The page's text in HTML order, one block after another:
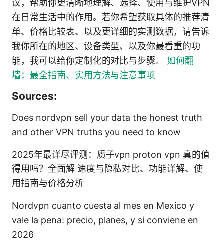
议，帮助你更清晰地理解、选择、使用与维护VPN
在日常生活中的作用。若你希望获取具体的推荐清
单、价格比较表、以及更详细的实测数据，请告诉
我你所在的地区、设备类型、以及你最看重的功
能，我可以给你定制化的对比与步骤。 如何翻
墙：最全指南、实用方法与注意事项
Sources:
Does nordvpn sell your data the honest truth
and other VPN truths you need to know
2025年最详尽评测：质子vpn proton vpn 真的值
得用吗？全面解 速度与隐私对比、功能详解、使
用指南与价格分析
Nordvpn cuanto cuesta al mes en Mexico y
vale la pena: precio, planes, y si conviene en
2026